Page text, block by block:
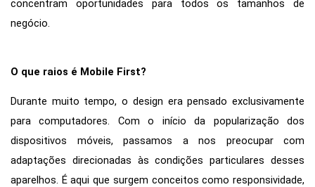
concentram oportunidades para todos os tamanhos de
negócio.
O que raios é Mobile First?
Durante muito tempo, o design era pensado exclusivamente
para computadores. Com o início da popularização dos
dispositivos móveis, passamos a nos preocupar com
adaptações direcionadas às condições particulares desses
aparelhos. É aqui que surgem conceitos como responsividade,